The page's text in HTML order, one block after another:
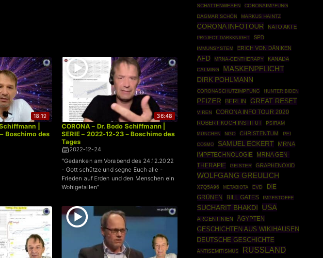
18:19
|
Boschimo des
36:48
CORONA – Dr. Bodo Schiffmann |
SERIE – 2022-12-23 – Boschimo des
Tages
2022-12-24
"Gedanken am Vorabend des 24.12.2022
- Gott schütze und segne Euch alle -
Frieden auf Erden und den Menschen ein
Wohlgefallen"
SCHATTENWESEN
CORONAIMPFUNG
DAGMAR SCHÖN
MARKUS HAINTZ
CORONA INFOTOUR NATO AKTE
PROJECT DARKKNIGHT SPD
IMMUNSYSTEM ERICH VON DÄNIKEN
AFD MRNA-GENTHERAPY KANADA
CALMING
MASKENPFLICHT
DIRK POHLMANN
CORONASCHUTZIMPFUNG HUNTER BIDEN
PFIZER BERLIN GREAT RESET
VIREN CORONA INFO TOUR 2020
ROBERT-KOCH INSTITUT
PSIRAM
MÜNCHEN
NGO CHRISTENTUM
PEI
COSMO
SAMUEL ECKERT
MRNA
IMPFTECHNOLOGIE
MRNA GEN-
THERAPIE
GEISTER GRAPHENOXID
WOLFGANG GREULICH
X7Q5A96 METABIOTA EVD
DIE
GRÜNEN
BILL GATES IMPFSTOFFE
SUCHARIT BHAKDI USA
ARGENTINIEN ÄGYPTEN
GESCHICHTEN AUS WIKIHAUSEN
DEUTSCHE GESCHICHTE
ANTISEMITISMUS RUSSLAND